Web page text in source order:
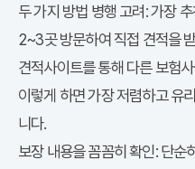
두 가지 방법 병행 고려:가장 추
2~3곳 방문하여 직접 견적을
견적사이트를 통해 다른 보험
이렇게 하면 가장 저렴하고 유
니다.
보장 내용을 꼼꼼히 확인:단순히